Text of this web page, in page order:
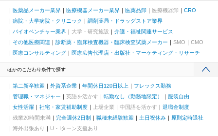
医薬品メーカー業界 医療機器メーカー業界 医薬品卸 医療機器卸
CRO
病院・大学病院・クリニック
調剤薬局・ドラッグストア業界
バイオベンチャー業界
大学・研究施設
介護・福祉関連サービス
その他医療関連
診断薬・臨床検査機器・臨床検査試薬メーカー SMO
CMO
医療コンサルティング
医療広告代理店・出版社・マーケティング・リサーチ
ほかのこだわり条件で探す
第二新卒歓迎 外資系企業 年間休日120日以上
フレックス勤務
管理職・マネジャー
英語を活かす 転勤なし（勤務地限定）
服装自由
女性活躍
社宅・家賃補助制度 上場企業 中国語を活かす
退職金制度
残業20時間未満
完全週休2日制 職種未経験歓迎 土日祝休み
原則定時退社
海外出張あり
U・Iターン支援あり